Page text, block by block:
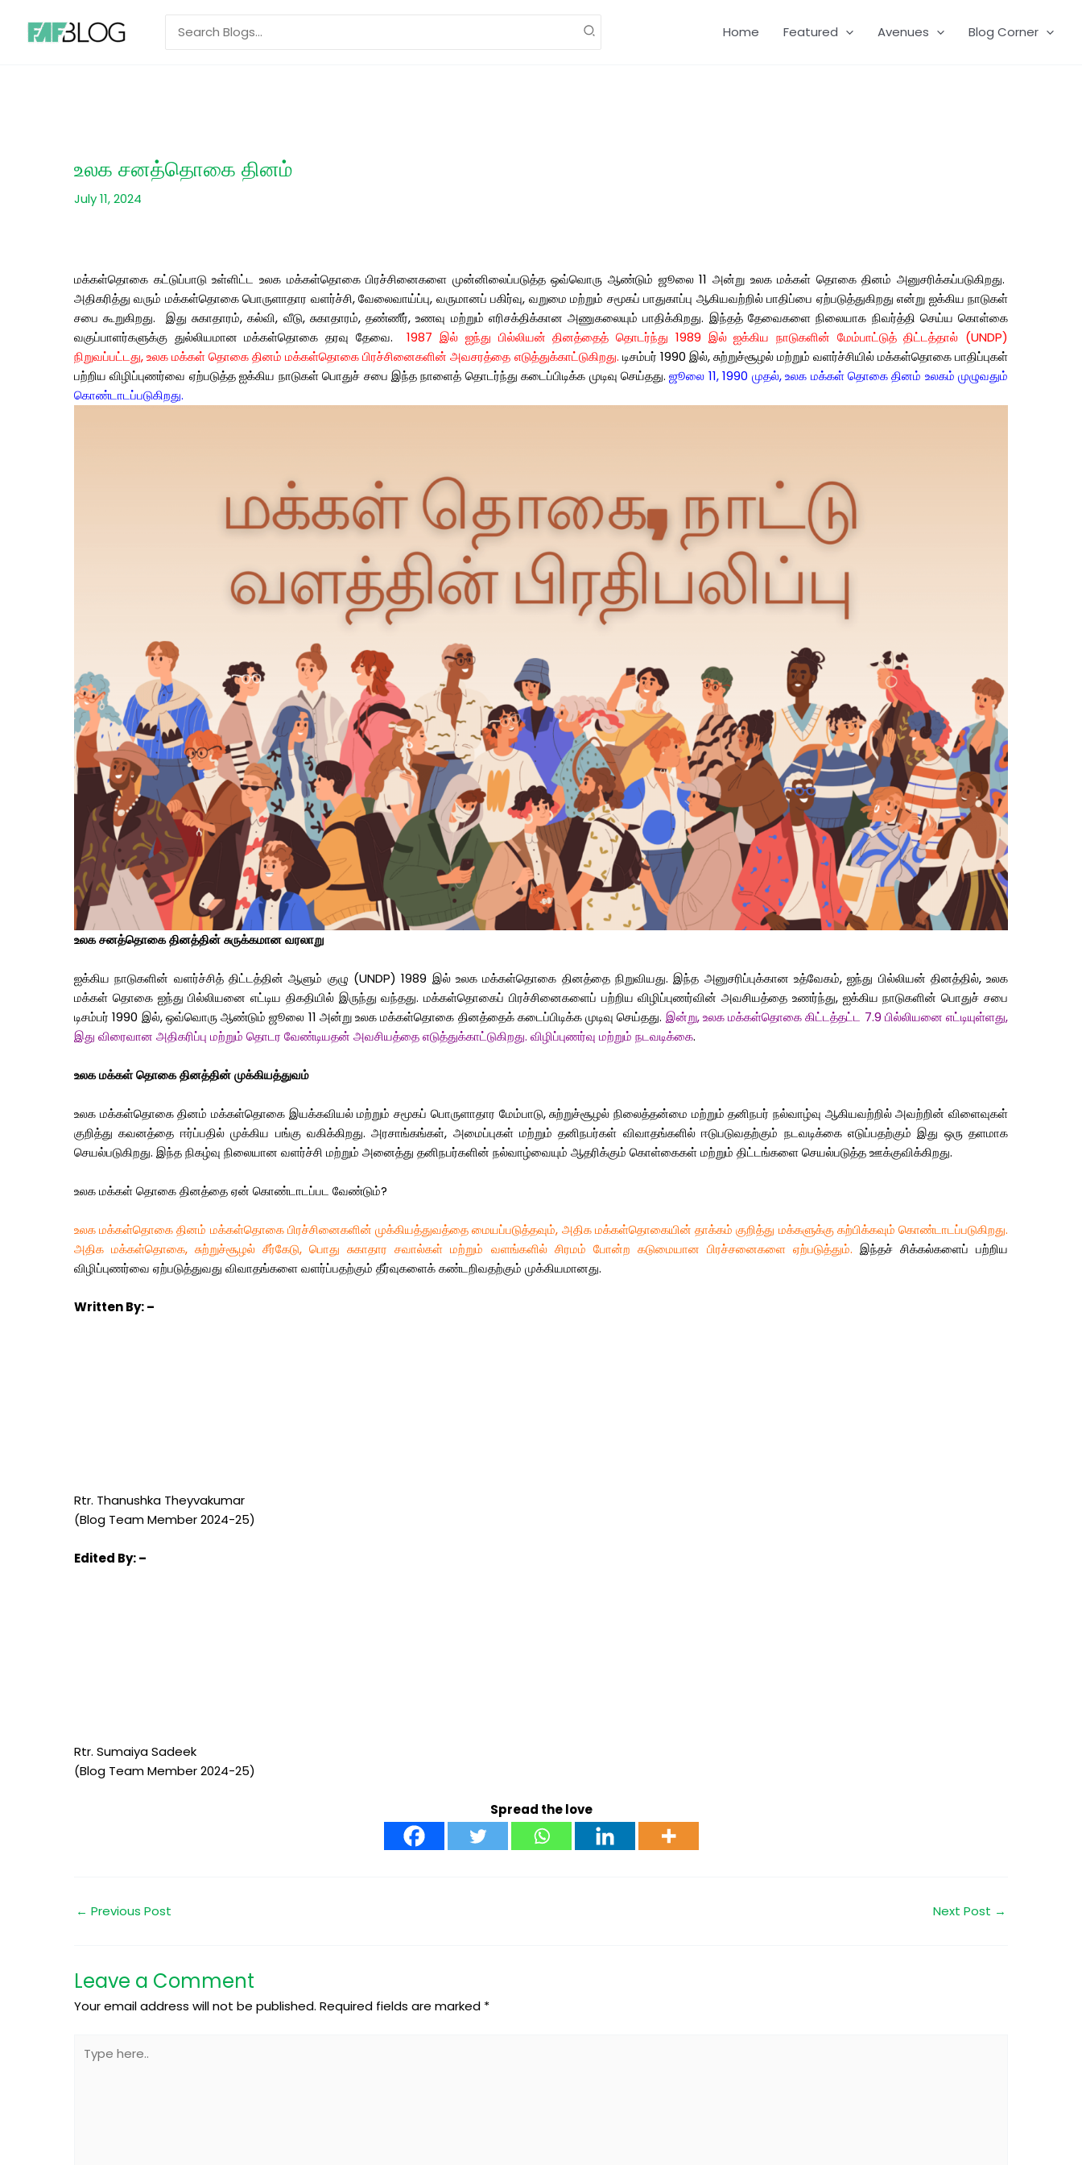
content
Home Featured Avenues Blog Corner
உலக சனத்தொகை தினம்
July 11, 2024
மக்கள்தொகை கட்டுப்பாடு உள்ளிட்ட உலக மக்கள்தொகை பிரச்சினைகளை முன்னிலைப்படுத்த ஒவ்வொரு ஆண்டும் ஜூலை11 அன்று உலக மக்கள் தொகை தினம் அனுசரிக்கப்படுகிறது.
அதிகரித்து வரும் மக்கள்தொகை பொருளாதார வளர்ச்சி,வேலைவாய்ப்பு, வருமானப் பகிர்வு, வறுமை மற்றும் சமூகப் பாதுகாப்பு ஆகியவற்றில் பாதிப்பை ஏற்படுத்துகிறது என்று ஐக்கிய நாடுகள்
சபை கூறுகிறது. இது சுகாதாரம்,கல்வி, வீடு, சுகாதாரம்,தண்ணீர்,உணவு மற்றும் எரிசக்திக்கான அணுகலையும் பாதிக்கிறது. இந்தத் தேவைகளை நிலையாக நிவர்த்தி செய்ய கொள்கை
வகுப்பாளர்களுக்கு துல்லியமான மக்கள்தொகை தரவு தேவை. 1987இல் ஐந்து பில்லியன் தினத்தைத் தொடர்ந்து 1989 இல் ஐக்கிய நாடுகளின் மேம்பாட்டுத் திட்டத்தால் (UNDP)
நிறுவப்பட்டது,உலகமக்கள்தொகை தினம் மக்கள்தொகை பிரச்சினைகளின் அவசரத்தை எடுத்துக்காட்டுகிறது. டிசம்பர் 1990 இல்,சுற்றுச்சூழல் மற்றும் வளர்ச்சியில்மக்கள்தொகைபாதிப்புகள்
பற்றிய விழிப்புணர்வை ஏற்படுத்த ஐக்கிய நாடுகள் பொதுச் சபை இந்த நாளைத் தொடர்ந்து கடைப்பிடிக்க முடிவு செய்தது.ஜூலை 11, 1990 முதல்,உலக மக்கள் தொகை தினம் உலகம் முழுவதும்
கொண்டாடப்படுகிறது.
உலகசனத்தொகைதினத்தின்சுருக்கமானவரலாறு
ஐக்கிய நாடுகளின் வளர்ச்சித் திட்டத்தின் ஆளும் குழு (UNDP) 1989 இல் உலக மக்கள்தொகை தினத்தை நிறுவியது.இந்த அனுசரிப்புக்கான உத்வேகம்,ஐந்து பில்லியன் தினத்தில்,உலக
மக்கள் தொகை ஐந்து பில்லியனை எட்டிய திகதியில் இருந்து வந்தது.மக்கள்தொகைப் பிரச்சினைகளைப் பற்றிய விழிப்புணர்வின் அவசியத்தை உணர்ந்து, ஐக்கிய நாடுகளின் பொதுச் சபை
டிசம்பர் 1990 இல்,ஒவ்வொரு ஆண்டும் ஜூலை 11 அன்று உலக மக்கள்தொகை தினத்தைக் கடைப்பிடிக்க முடிவு செய்தது. இன்று,உலக மக்கள்தொகை கிட்டத்தட்ட 7.9 பில்லியனை எட்டியுள்ளது,
இது விரைவான அதிகரிப்பு மற்றும் தொடர வேண்டியதன் அவசியத்தைஎடுத்துக்காட்டுகிறது. விழிப்புணர்வு மற்றும் நடவடிக்கை.
உலகமக்கள்தொகைதினத்தின்முக்கியத்துவம்
உலக மக்கள்தொகை தினம் மக்கள்தொகை இயக்கவியல் மற்றும் சமூகப் பொருளாதார மேம்பாடு,சுற்றுச்சூழல் நிலைத்தன்மை மற்றும் தனிநபர் நல்வாழ்வு ஆகியவற்றில் அவற்றின் விளைவுகள்
குறித்து கவனத்தை ஈர்ப்பதில் முக்கிய பங்கு வகிக்கிறது.அரசாங்கங்கள், அமைப்புகள் மற்றும் தனிநபர்கள் விவாதங்களில் ஈடுபடுவதற்கும் நடவடிக்கை எடுப்பதற்கும் இது ஒரு தளமாக
செயல்படுகிறது. இந்தநிகழ்வு நிலையான வளர்ச்சி மற்றும் அனைத்து தனிநபர்களின் நல்வாழ்வையும் ஆதரிக்கும் கொள்கைகள்மற்றும் திட்டங்களைசெயல்படுத்தஊக்குவிக்கிறது.
உலகமக்கள்தொகைதினத்தைஏன் கொண்டாடப்பட வேண்டும்?
உலக மக்கள்தொகை தினம் மக்கள்தொகை பிரச்சினைகளின் முக்கியத்துவத்தை மையப்படுத்தவும், அதிக மக்கள்தொகையின் தாக்கம் குறித்து மக்களுக்கு கற்பிக்கவும் கொண்டாடப்படுகிறது.
அதிக மக்கள்தொகை,சுற்றுச்சூழல் சீர்கேடு,பொது சுகாதார சவால்கள் மற்றும் வளங்களில் சிரமம் போன்ற கடுமையான பிரச்சனைகளை ஏற்படுத்தும். இந்தச் சிக்கல்களைப் பற்றிய
விழிப்புணர்வை ஏற்படுத்துவது விவாதங்களைவளர்ப்பதற்கும் தீர்வுகளைக்கண்டறிவதற்கும் முக்கியமானது.
WrittenBy: –
Rtr. Thanushka Theyvakumar
(Blog Team Member 2024-25)
Edited By: –
Rtr. Sumaiya Sadeek
(Blog Team Member 2024-25)
Spread the love
← Previous Post Next Post →
Leave a Comment
Your email address will not be published. Required fields are marked *
here..